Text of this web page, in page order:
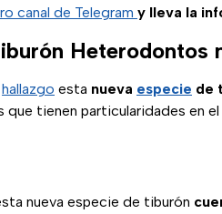
canal de Telegram y lleva la
Heterodontos
hallazgo esta nueva especie de
tienen particularidades en
nueva especie de tiburón